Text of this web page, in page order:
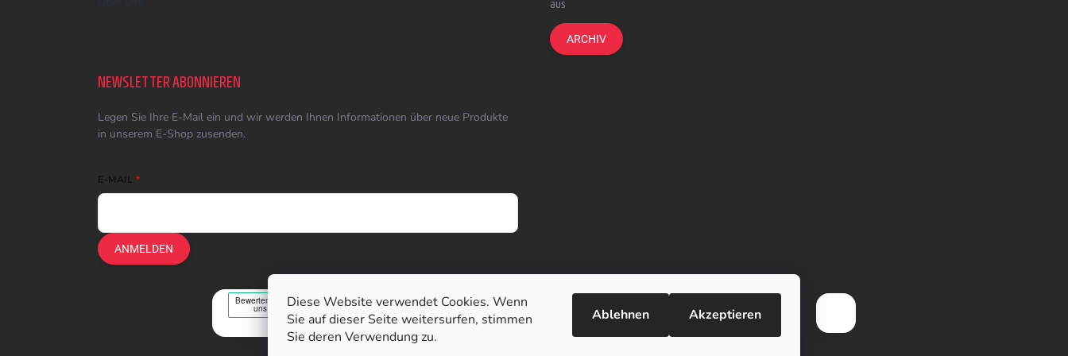
Diese Website verwendet Cookies. Wenn
Sie auf dieser Seite weitersurfen, stimmen
Sie deren Verwendung zu.
Ablehnen Akzeptieren
aus
ARCHIV
NEWSLETTER ABONNIEREN
Legen Sie Ihre E-Mail ein und wir werden Ihnen Informationen über neue Produkte
in unserem E-Shop zusenden.
E-MAIL
ANMELDEN